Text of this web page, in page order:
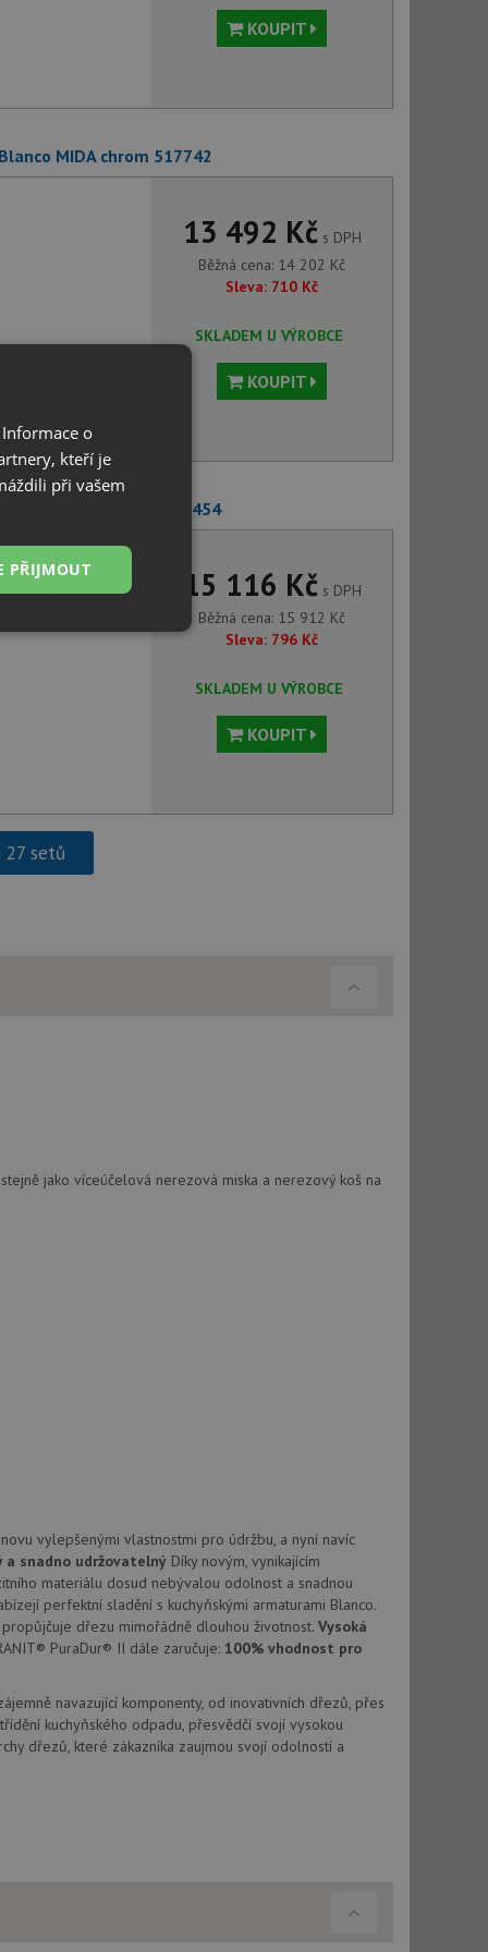
KOUPIT
MIDA chrom 517742
13 492 Kčs DPH
Běžná cena: 14 202 Kč
Sleva: 710 Kč
SKLADEM U VÝROBCE
KOUPIT
MIDA-S chrom 521454
15 116 Kčs DPH
Běžná cena: 15 912 Kč
Sleva: 796 Kč
SKLADEM U VÝROBCE
KOUPIT
27 setů
jako víceúčelová nerezová miska a nerezový koš na
vylepšenými vlastnostmi pro údržbu, a nyní navíc
snadno udržovatelný Díky novým, vynikajícím
materiálu dosud nebývalou odolnost a snadnou
perfektní sladění s kuchyňskými armaturami Blanco.
dřezu mimořádně dlouhou životnost. Vysoká
PuraDur® II dále zaručuje: 100% vhodnost pro
navazující komponenty, od inovativních dřezů, přes
kuchyňského odpadu, přesvědčí svojí vysokou
dřezů, které zákazníka zaujmou svojí odolností a
o
kteří je
při vašem
PŘIJMOUT
Nezařazené
účtu. Webové
k
a
ale pokud je
DoubleClick
zda prohlížeč
sledování
a
používá